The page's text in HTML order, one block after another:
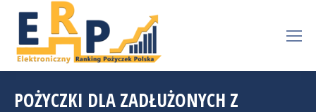
POŻYCZKI DLA ZADŁUŻONYCH Z